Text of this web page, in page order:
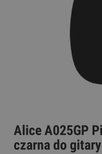
Alice A025GP
czarna do